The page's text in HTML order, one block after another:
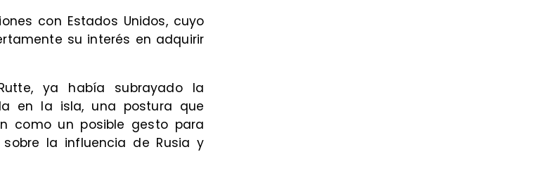
con Estados Unidos, cuyo
su interés en adquirir
ya había subrayado la
en la isla, una postura que
como un posible gesto para
la influencia de Rusia y